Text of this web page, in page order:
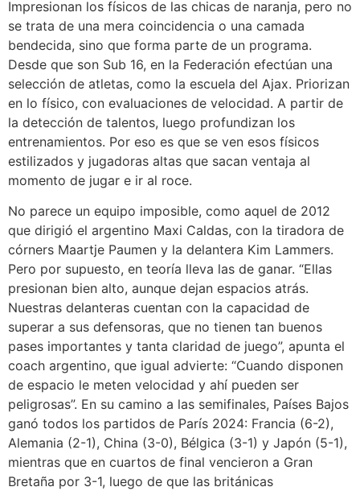
Impresionan los físicos de las chicas de naranja, pero no
se trata de una mera coincidencia o una camada
bendecida, sino que forma parte de un programa.
Desde que son Sub 16, en la Federación efectúan una
selección de atletas, como la escuela del Ajax. Priorizan
en lo físico, con evaluaciones de velocidad. A partir de
la detección de talentos, luego profundizan los
entrenamientos. Por eso es que se ven esos físicos
estilizados y jugadoras altas que sacan ventaja al
momento de jugar e ir al roce.
No parece un equipo imposible, como aquel de 2012
que dirigió el argentino Maxi Caldas, con la tiradora de
córners Maartje Paumen y la delantera Kim Lammers.
Pero por supuesto, en teoría lleva las de ganar. “Ellas
presionan bien alto, aunque dejan espacios atrás.
Nuestras delanteras cuentan con la capacidad de
superar a sus defensoras, que no tienen tan buenos
pases importantes y tanta claridad de juego”, apunta el
coach argentino, que igual advierte: “Cuando disponen
de espacio le meten velocidad y ahí pueden ser
peligrosas”. En su camino a las semifinales, Países Bajos
ganó todos los partidos de París 2024: Francia (6-2),
Alemania (2-1), China (3-0), Bélgica (3-1) y Japón (5-1),
mientras que en cuartos de final vencieron a Gran
Bretaña por 3-1, luego de que las británicas